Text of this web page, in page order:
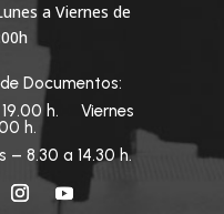
a Viernes de
Documentos:
19.00 h. Viernes
h.
– 8.30 a 14.30 h.